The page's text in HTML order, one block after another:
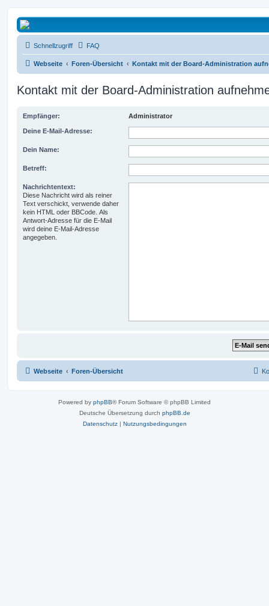
Micro Magic Forum Deutschland
Schnellzugriff FAQ
Webseite Foren-Übersicht Kontakt mit der Board-Administration
Kontakt mit der Board-Administration
Empfänger: Administrator
Deine E-Mail-Adresse:
Dein Name:
Betreff:
Nachrichtentext:
Diese Nachricht wird als reiner
Text verschickt, verwende daher
kein HTML oder BBCode. Als
Antwort-Adresse für die E-Mail
wird deine E-Mail-Adresse
angegeben.
Webseite Foren-Übersicht
Powered by phpBB® Forum Software © phpBB Limited
Deutsche Übersetzung durch phpBB.de
Datenschutz| Nutzungsbedingungen